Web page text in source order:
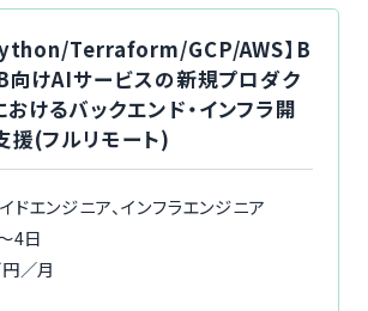
Terraform/GCP/AWS】B
けAIサービスの新規プロダク
おけるバックエンド・インフラ開
援(フルリモート)
ドエンジニア、インフラエンジニア
4日
／月